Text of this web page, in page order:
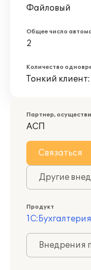
Файловый
Общее число
2
Количество
Тонкий клиент:
Партнер,
АСП
Связаться
Другие
Продукт
Внедрения